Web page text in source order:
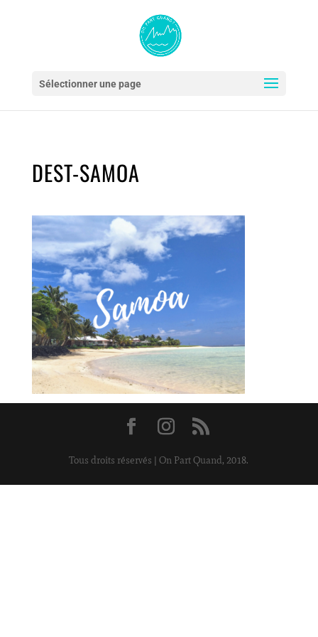
Sélectionner une page
DEST-SAMOA
Tous droits réservés | On Part Quand, 2018.